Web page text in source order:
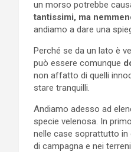
un morso potrebbe
tantissimi, ma
andiamo a dare una
Perché se da un lato è
può essere comunque
non affatto di quelli
stare tranquilli.
Andiamo adesso ad
specie velenosa. In
nelle case soprattutto in
di campagna e nei terreni